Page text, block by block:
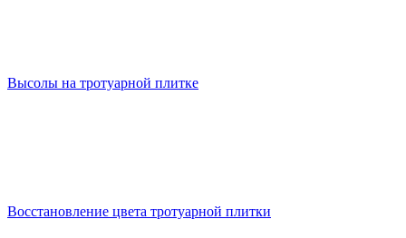
Высолы на тротуарной плитке
Восстановление цвета тротуарной плитки